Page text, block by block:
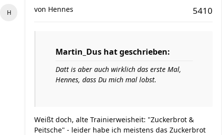
5410
von Hennes
Martin_Dus hat geschrieben:
Datt is aber auch wirklich das erste Mal,
Hennes, dass Du mich mal lobst.
Weißt doch, alte Trainierweisheit: "Zuckerbrot &
Peitsche" - leider habe ich meistens das Zuckerbrot